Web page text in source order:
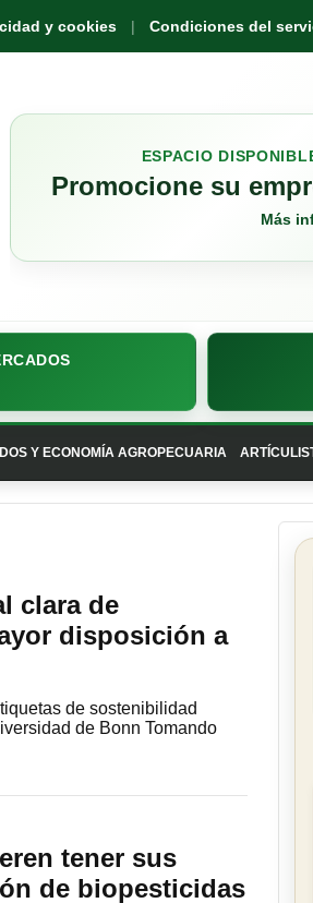
y cookies Condiciones del
ESPACIO
Promocione su
Más
Y ECONOMÍA AGROPECUARIA
clara de
disposición a
de sostenibilidad
de Bonn Tomando
tener sus
de biopesticidas